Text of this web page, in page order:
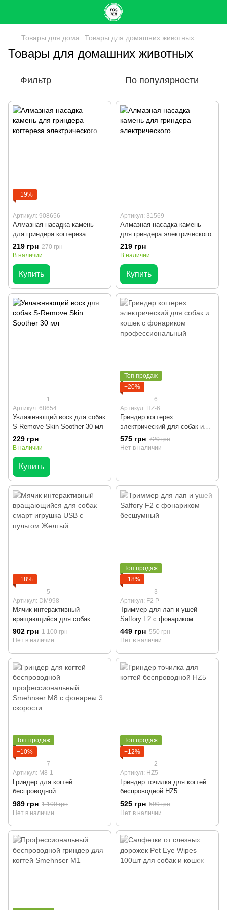
Товары для дома Товары для домашних животных
Товары для домашних животных
Фильтр По популярности
−19%
Артикул: 908656
Алмазная насадка камень
для гриндера когтереза
электрического
219 грн 270 грн
В наличии
Купить
Артикул: 31569
Алмазная насадка камень
для гриндера электрического
219 грн
В наличии
Купить
1
Артикул: 68654
Увлажняющий воск для собак
S-Remove Skin Soother 30 мл
229 грн
В наличии
Купить
Топ продаж
−20%
6
Артикул: HZ-6
Гриндер когтерез
электрический для собак и
кошек с фонариком
профессиональный
575 грн 720 грн
Нет в наличии
−18%
5
Артикул: DM998
Мячик интерактивный
вращающийся для собак
смарт игрушка USB с пультом
Желтый
902 грн 1 100 грн
Нет в наличии
Топ продаж
−18%
3
Артикул: F2 P
Триммер для лап и ушей
Saffory F2 с фонариком
бесшумный
449 грн 550 грн
Нет в наличии
Топ продаж
−10%
7
Артикул: M8-1
Гриндер для когтей
беспроводной
профессиональный Smehnser
M8 с фонарем 3 скорости
989 грн 1 100 грн
Нет в наличии
Топ продаж
−12%
2
Артикул: HZ5
Гриндер точилка для когтей
беспроводной HZ5
525 грн 599 грн
Нет в наличии